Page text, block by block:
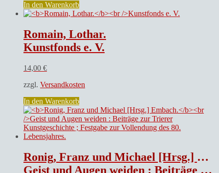
In den Warenkorb
Romain, Lothar.
Kunstfonds e. V.
14,00 €
zzgl. Versandkosten
In den Warenkorb
Ronig, Franz und Michael [Hrsg.] Embach.
Geist und Augen weiden : Beiträge zur Trierer Kunstgeschichte ; Festgabe zur Vollendung des 80. Lebensjahres.